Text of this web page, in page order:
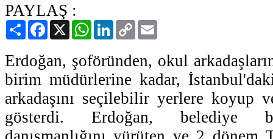
PAYLAŞ :
PaylaşFacebook
X WhatsAppLinkedIn
Copy
Link
Erdoğan, şoföründen, okul
birim müdürlerine kadar,
arkadaşını seçilebilir yerlere koyup
gösterdi. Erdoğan, belediye